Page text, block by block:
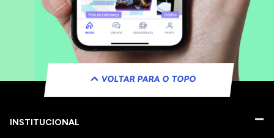
VOLTAR PARA O TOPO
INSTITUCIONAL